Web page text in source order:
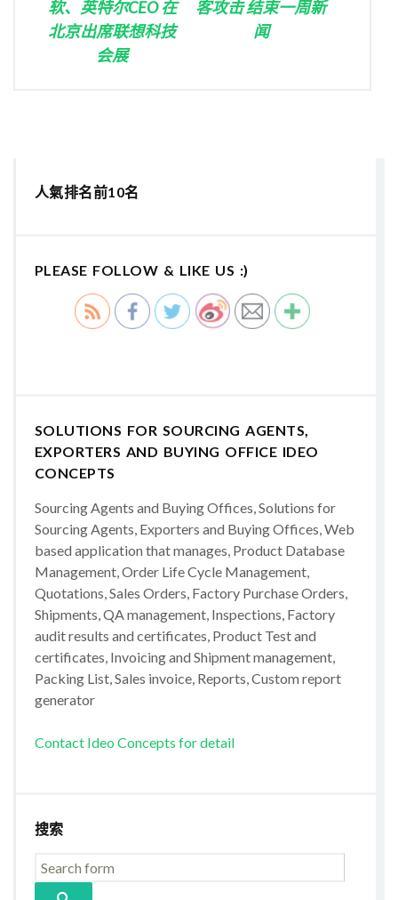
软、英特尔CEO 在
北京出席联想科技
会展
客攻击 结束一周新
闻
人氣排名前10名
PLEASE FOLLOW & LIKE US :)
SOLUTIONS FOR SOURCING AGENTS,
EXPORTERS AND BUYING OFFICE IDEO
CONCEPTS
Sourcing Agents and Buying Offices, Solutions for
Sourcing Agents, Exporters and Buying Offices, Web
based application that manages, Product Database
Management, Order Life Cycle Management,
Quotations, Sales Orders, Factory Purchase Orders,
Shipments, QA management, Inspections, Factory
audit results and certificates, Product Test and
certificates, Invoicing and Shipment management,
Packing List, Sales invoice, Reports, Custom report
generator
Contact Ideo Concepts for detail
搜索